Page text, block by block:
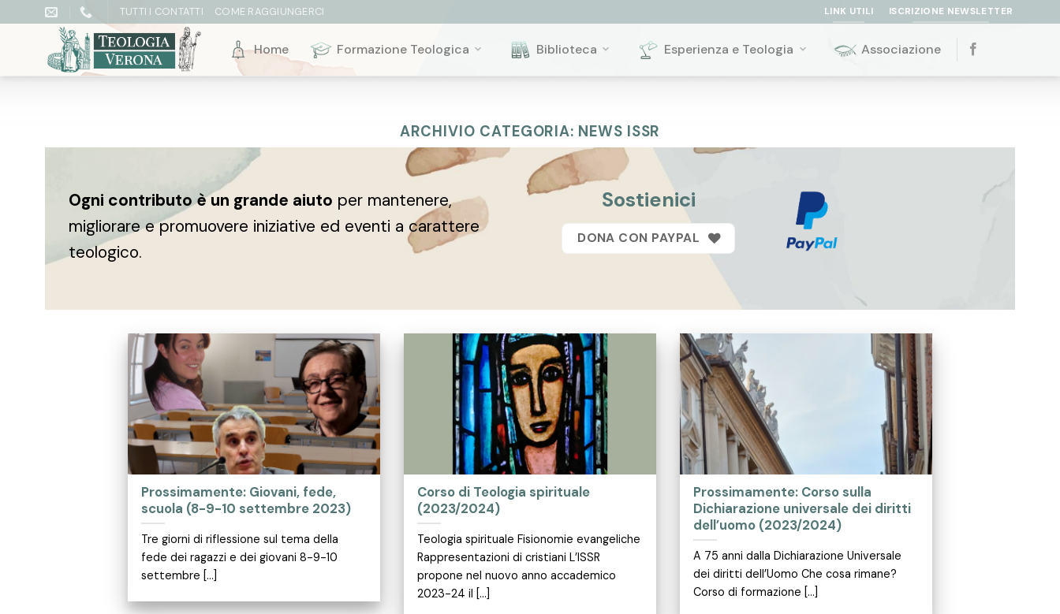
to
TUTTI I CONTATTI COME RAGGIUNGERCI LINK UTILI ISCRIZIONE NEWSLETTER
Home Formazione Teologica Biblioteca Esperienza e Teologia Associazione
ARCHIVIO CATEGORIA: NEWS ISSR
Ogni contributo è un grande aiuto per mantenere,
migliorare e promuovere iniziative ed eventi a carattere
teologico.
Sostienici
DONA CON PAYPAL
Prossimamente: Giovani, fede,
scuola (8-9-10 settembre 2023)
Tre giorni di riflessione sul tema della
fede dei ragazzi e dei giovani 8-9-10
settembre [...]
Corso di Teologia spirituale
(2023/2024)
Teologia spirituale Fisionomie evangeliche
Rappresentazioni di cristiani L’ISSR
propone nel nuovo anno accademico
2023-24 il [...]
Prossimamente: Corso sulla
Dichiarazione universale dei diritti
dell’uomo (2023/2024)
A 75 anni dalla Dichiarazione Universale
dei diritti dell’Uomo Che cosa rimane?
Corso di formazione [...]